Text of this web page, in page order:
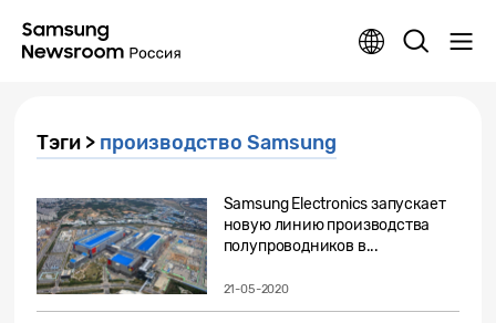
Тэги > производство Samsung
Samsung Electronics запускает
новую линию производства
полупроводников в...
21-05-2020